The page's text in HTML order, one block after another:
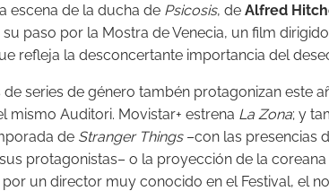
escena de la ducha de Psicosis, de Alfred
su paso por la Mostra de Venecia, un film
refleja la desconcertante importancia del
series de género tambén protagonizan este
mismo Auditori. Movistar+ estrena La Zona; y
de Stranger Things–con las presencias
protagonistas– o la proyección de la coreana
por un director muy conocido en el Festival, el